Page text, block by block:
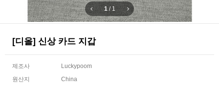
1/ 1
[디올] 신상 카드 지갑
제조사
Luckypoom
원산지
China